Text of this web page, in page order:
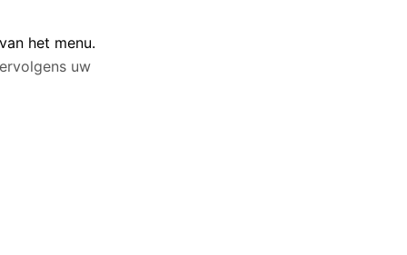
het menu.
uw